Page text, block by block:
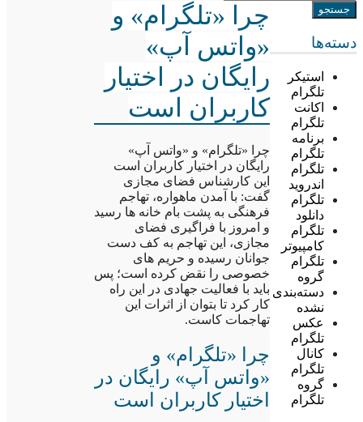
دسته‌ها
استیکر
تلگرام
اکانت
تلگرام
برنامه
تلگرام
تلگرام
اندروید
تلگرام
دانلود
تلگرام
کامپیوتر
تلگرام
گروه
دسته‌بندی
نشده
عکس
تلگرام
کانال
تلگرام
گروه
تلگرام
چرا «تلگرام» و
«واتس آپ»
رایگان در اختیار
کاربران است
چرا «تلگرام» و «واتس آپ»
رایگان در اختیار کاربران است
این کارشناس فضای مجازی
گفت: با آمدن ماهواره، تهاجم
فرهنگی به پشت بام خانه ها رسید
و امروز با فراگیری فضای
مجازی، این تهاجم به کف دست
جوانان رسیده و حریم های
خصوصی را نقض کرده است؛ پس
باید با فعالیت جهادی در این راه
کار کرد تا بتوان از اثرات این
تهاجمات کاست.
چرا «تلگرام» و
«واتس آپ» رایگان در
اختیار کاربران است